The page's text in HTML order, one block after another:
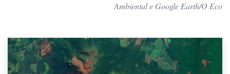
Ambiental e Google Earth/O Eco